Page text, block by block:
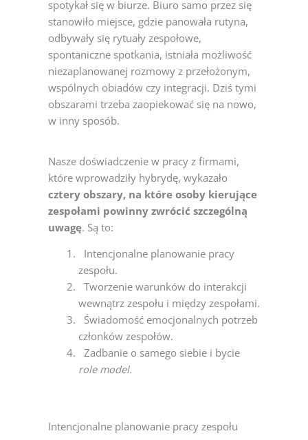
spotykał się w biurze. Biuro samo przez się
stanowiło miejsce, gdzie panowała rutyna,
odbywały się rytuały zespołowe,
spontaniczne spotkania, istniała możliwość
niezaplanowanej rozmowy z przełożonym,
wspólnych obiadów czy integracji. Dziś tymi
obszarami trzeba zaopiekować się na nowo,
w inny sposób.
Nasze doświadczenie w pracy z firmami,
które wprowadziły hybrydę, wykazało
cztery obszary, na które osoby kierujące
zespołami powinny zwrócić szczególną
uwagę. Są to:
Intencjonalne planowanie pracy
zespołu.
Tworzenie warunków do interakcji
wewnątrz zespołu i między zespołami.
Świadomość emocjonalnych potrzeb
członków zespołów.
Zadbanie o samego siebie i bycie
role model.
Intencjonalne planowanie pracy zespołu